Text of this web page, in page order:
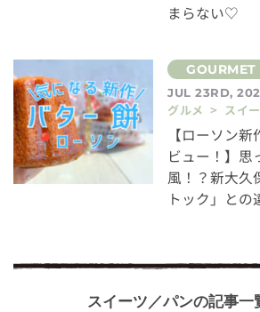
まらない♡
JUL 23RD,
グルメ > スイ
【ローソン
ビュー！】思
風！？新大久
トック」と
スイーツ／パンの記事一